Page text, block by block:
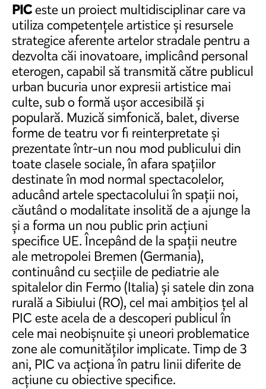
PICeste un proiect multidisciplinar care va
utiliza competențele artistice și resursele
strategice aferente artelor stradale pentru a
dezvolta căi inovatoare, implicând personal
eterogen, capabil să transmită către publicul
urban bucuria unor expresii artistice mai
culte, sub o formă ușor accesibilă și
populară. Muzică simfonică, balet, diverse
forme de teatru vor fi reinterpretate și
prezentate într-un nou mod publicului din
toate clasele sociale, în afara spațiilor
destinate în mod normal spectacolelor,
aducând artele spectacolului în spații noi,
căutând o modalitate insolită de a ajunge la
și a forma un nou public prin acțiuni
specifice UE. Începând de la spații neutre
ale metropolei Bremen (Germania),
continuând cu secțiile de pediatrie ale
spitalelor din Fermo (Italia) și satele din zona
rurală a Sibiului (RO), cel mai ambițios țel al
PIC este acela de a descoperi publicul în
cele mai neobișnuite și uneori problematice
zone ale comunităților implicate. Timp de 3
ani, PIC va acționa în patru linii diferite de
acțiune cu obiective specifice.